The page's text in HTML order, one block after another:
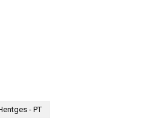
- PT